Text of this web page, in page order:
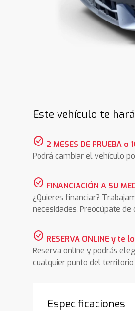
Este vehículo te
check_circle 2 MESES DE PRUEBA o
Podrá cambiar el vehículo
check_circle FINANCIACIÓN A SU
¿Quieres financiar?
necesidades. Preocúpate
check_circle RESERVA ONLINE y te
Reserva online y podrás
cualquier punto del territorio
Especificaciones